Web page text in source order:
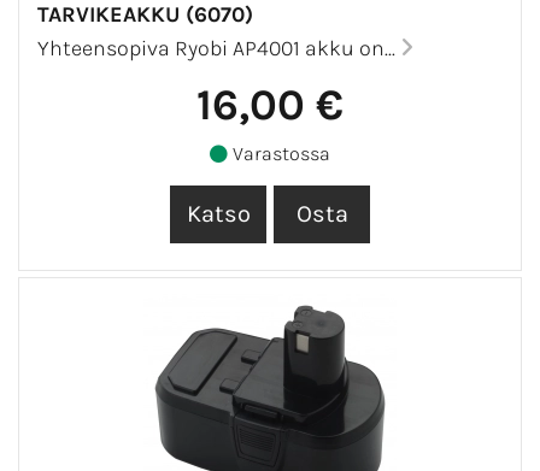
TARVIKEAKKU (6070)
Yhteensopiva Ryobi AP4001 akku on...
16,00 €
Varastossa